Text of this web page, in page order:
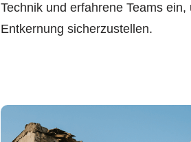
Technik und erfahrene Teams
Entkernung sicherzustellen.